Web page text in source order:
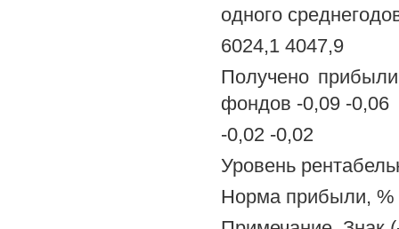
одного
6024,1 4047,9
Получено
фондов -0,09 -0,06
-0,02 -0,02
Уровень
Норма прибыли, %